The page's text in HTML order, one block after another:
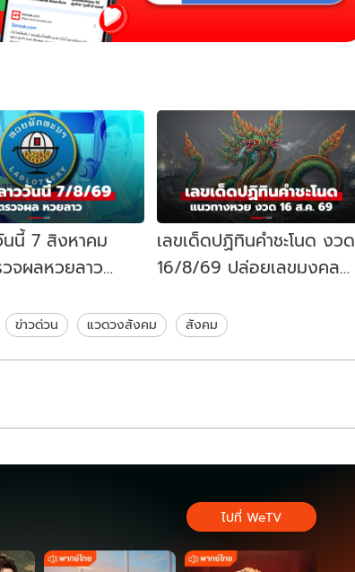
นนี้ 7 สิงหาคม
จผลหวยลาว
เลขเด็ดปฏิทินคำชะโนด งวด
16/8/69 ปล่อยเลขมงคล
ข่าวด่วน แวดวงสังคม สังคม
ไปที่ WeTV